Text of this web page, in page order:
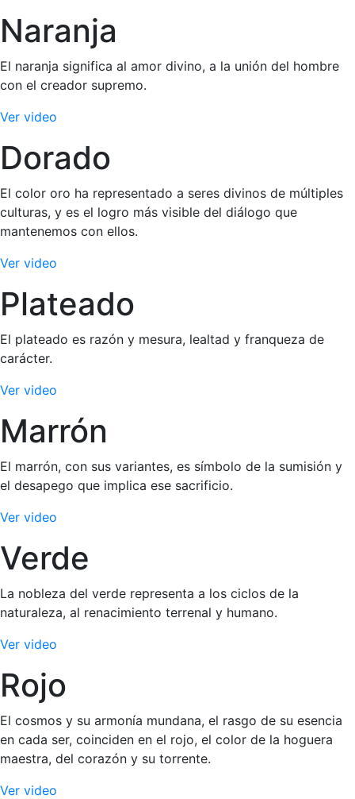
Naranja
El naranja significa al amor divino, a la unión del hombre
con el creador supremo.
Ver video
Dorado
El color oro ha representado a seres divinos de múltiples
culturas, y es el logro más visible del diálogo que
mantenemos con ellos.
Ver video
Plateado
El plateado es razón y mesura, lealtad y franqueza de
carácter.
Ver video
Marrón
El marrón, con sus variantes, es símbolo de la sumisión y
el desapego que implica ese sacrificio.
Ver video
Verde
La nobleza del verde representa a los ciclos de la
naturaleza, al renacimiento terrenal y humano.
Ver video
Rojo
El cosmos y su armonía mundana, el rasgo de su esencia
en cada ser, coinciden en el rojo, el color de la hoguera
maestra, del corazón y su torrente.
Ver video